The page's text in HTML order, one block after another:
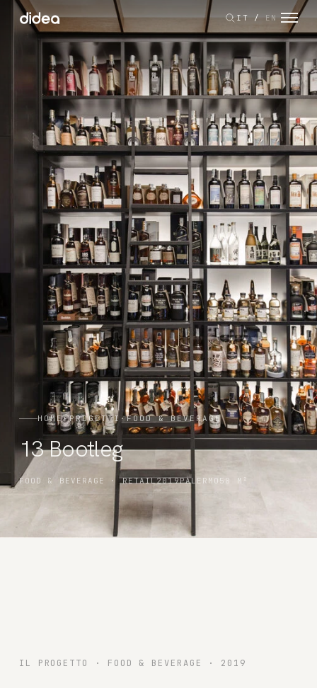
IT / EN
HOME·PROGETTI ·FOOD & BEVERAGE
13 Bootleg
FOOD & BEVERAGE · RETAIL2019PALERMO 58 M²
IL PROGETTO · FOOD & BEVERAGE · 2019